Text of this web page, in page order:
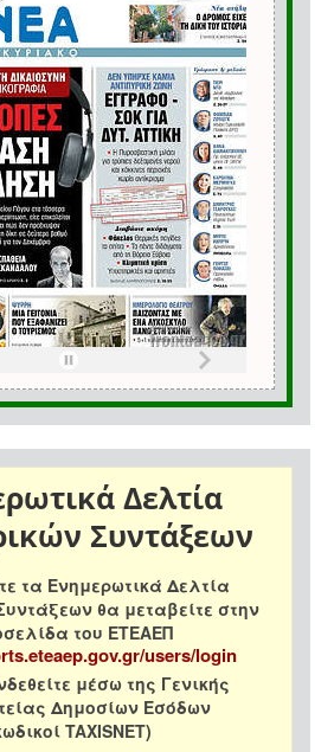
Δελτία
Συντάξεων
τα Ενημερωτικά Δελτία
θα μεταβείτε στην
του ΕΤΕΑΕΠ
users/login
μέσω της Γενικής
Δημοσίων Εσόδων
TAXISNET)